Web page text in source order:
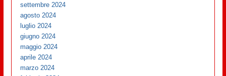
settembre 2024
agosto 2024
luglio 2024
giugno 2024
maggio 2024
aprile 2024
marzo 2024